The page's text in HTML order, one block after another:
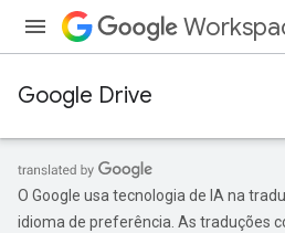
Google Drive
O Google usa tecnologia de IA na
idioma de preferência. As traduções